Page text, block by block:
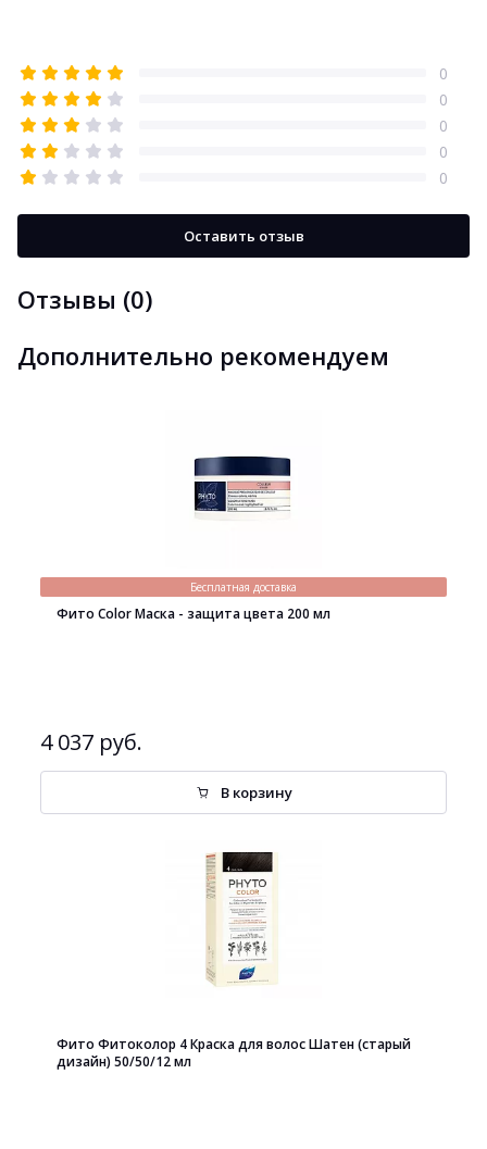
Отзывы (0)
0
0
0
0
0
Оставить отзыв
Дополнительно рекомендуем
Бесплатная доставка
Фито Color Маска - защита цвета 200 мл
4 037 руб.
В корзину
Фито Фитоколор 4 Краска для волос Шатен (старый
дизайн) 50/50/12 мл